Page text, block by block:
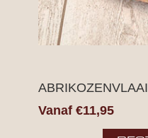
ABRIKOZENVLAAI
Vanaf €11,95